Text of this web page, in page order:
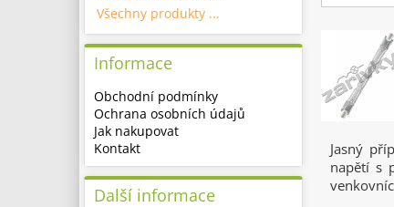
Jasný
napětí s
Všechny produkty ...
Informace
Obchodní podmínky
Ochrana osobních údajů
Jak nakupovat
Kontakt
Další informace